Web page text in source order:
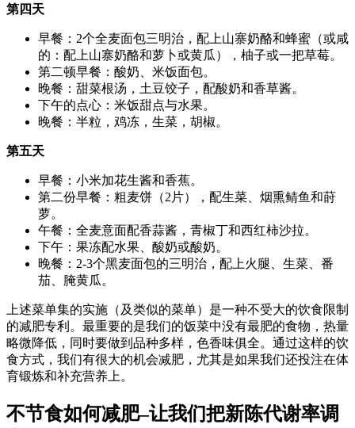
第四天
早餐：2个全麦面包三明治，配上山寨奶酪和蜂蜜（或咸
的：配上山寨奶酪和萝卜或黄瓜），柚子或一把草莓。
第二顿早餐：酸奶、米饭面包。
晚餐：甜菜根汤，土豆饺子，配酸奶和香草酱。
下午的点心：米饭甜点与水果。
晚餐：半粒，鸡冻，生菜，胡椒。
第五天
早餐：小米加花生酱和香蕉。
第二份早餐：粗麦饼（2片），配生菜、烟熏鲭鱼和莳
萝。
午餐：全麦意面配香蒜酱，青椒丁和西红柿沙拉。
下午：果冻配水果、酸奶或酸奶。
晚餐：2-3个黑麦面包的三明治，配上火腿、生菜、番
茄、腌黄瓜。
上述菜单集的实施（及类似的菜单）是一种不受大的饮食限制
的减肥专利。最重要的是我们的饭菜中没有最肥的食物，热量
略微降低，同时要做到品种多样，色香味俱全。通过这样的饮
食方式，我们有很大的机会减肥，尤其是如果我们还投注在体
育锻炼和补充营养上。
不节食如何减肥–让我们把新陈代谢率调